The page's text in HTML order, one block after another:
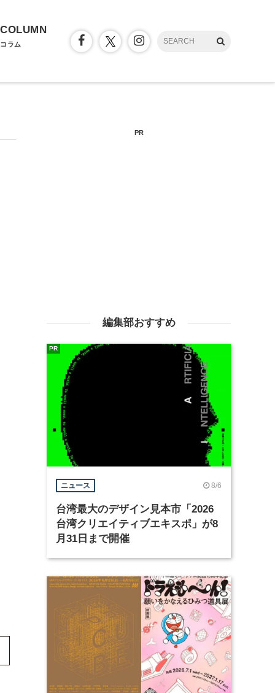
COLUMN
コラム
PR
編集部おすすめ
ニュース 8/6
台湾最大のデザイン見本市「2026
台湾クリエイティブエキスポ」が8
月31日まで開催
PR